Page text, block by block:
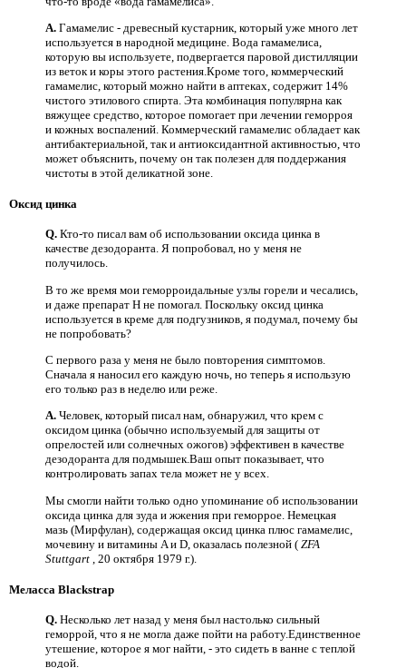
A. Гамамелис - древесный кустарник, который уже много лет
используется в народной медицине. Вода гамамелиса,
которую вы используете, подвергается паровой дистилляции
из веток и коры этого растения.Кроме того, коммерческий
гамамелис, который можно найти в аптеках, содержит 14%
чистого этилового спирта. Эта комбинация популярна как
вяжущее средство, которое помогает при лечении геморроя
и кожных воспалений. Коммерческий гамамелис обладает как
антибактериальной, так и антиоксидантной активностью, что
может объяснить, почему он так полезен для поддержания
чистоты в этой деликатной зоне.
Оксид цинка
Q. Кто-то писал вам об использовании оксида цинка в
качестве дезодоранта. Я попробовал, но у меня не
получилось.
В то же время мои геморроидальные узлы горели и чесались,
и даже препарат Н не помогал. Поскольку оксид цинка
используется в креме для подгузников, я подумал, почему бы
не попробовать?
С первого раза у меня не было повторения симптомов.
Сначала я наносил его каждую ночь, но теперь я использую
его только раз в неделю или реже.
A. Человек, который писал нам, обнаружил, что крем с
оксидом цинка (обычно используемый для защиты от
опрелостей или солнечных ожогов) эффективен в качестве
дезодоранта для подмышек.Ваш опыт показывает, что
контролировать запах тела может не у всех.
Мы смогли найти только одно упоминание об использовании
оксида цинка для зуда и жжения при геморрое. Немецкая
мазь (Мирфулан), содержащая оксид цинка плюс гамамелис,
мочевину и витамины A и D, оказалась полезной ( ZFA
Stuttgart , 20 октября 1979 г.).
Меласса Blackstrap
Q. Несколько лет назад у меня был настолько сильный
геморрой, что я не могла даже пойти на работу.Единственное
утешение, которое я мог найти, - это сидеть в ванне с теплой
водой.